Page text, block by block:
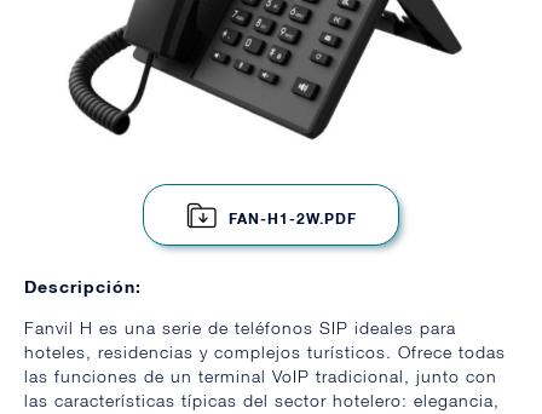
FAN-H1-2W.PDF
Descripción:
Fanvil H es una serie de teléfonos SIP ideales para
hoteles, residencias y complejos turísticos. Ofrece todas
las funciones de un terminal VoIP tradicional, junto con
las características típicas del sector hotelero: elegancia,